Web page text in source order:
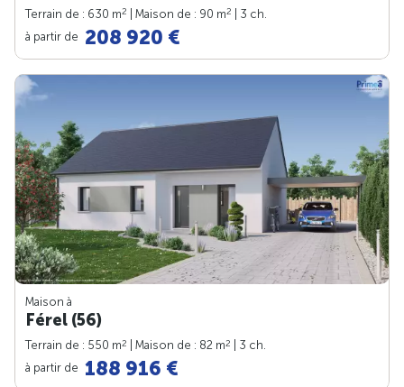
Terrain de : 630 m2 | Maison de : 90 m2
| 3 ch.
à partir de 208 920 €
Maison à
Férel (56)
Terrain de : 550 m2 | Maison de : 82 m2
| 3 ch.
à partir de 188 916 €